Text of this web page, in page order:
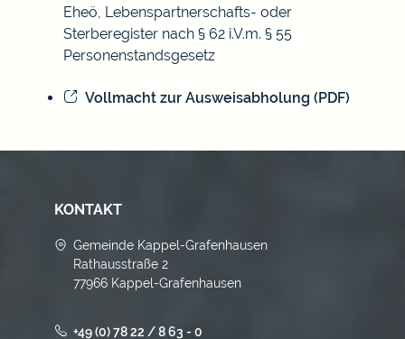
Eheö, Lebenspartnerschafts- oder
Sterberegister nach § 62 i.V.m. § 55
Personenstandsgesetz
Vollmacht zur Ausweisabholung (PDF)
KONTAKT
Gemeinde Kappel-Grafenhausen
Rathausstraße 2
77966 Kappel-Grafenhausen
+49 (0) 78 22 / 8 63 - 0